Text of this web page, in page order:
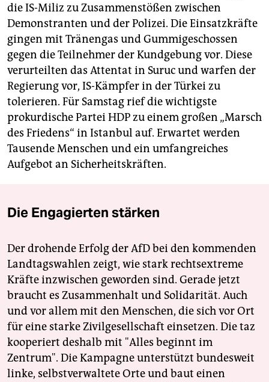
die IS-Miliz zu Zusammenstößen zwischen
Demonstranten und der Polizei. Die Einsatzkräfte
gingen mit Tränengas und Gummigeschossen
gegen die Teilnehmer der Kundgebung vor. Diese
verurteilten das Attentat in Suruc und warfen der
Regierung vor, IS-Kämpfer in der Türkei zu
tolerieren. Für Samstag rief die wichtigste
prokurdische Partei HDP zu einem großen „Marsch
des Friedens“ in Istanbul auf. Erwartet werden
Tausende Menschen und ein umfangreiches
Aufgebot an Sicherheitskräften.
Die Engagierten stärken
Der drohende Erfolg der AfD bei den kommenden
Landtagswahlen zeigt, wie stark rechtsextreme
Kräfte inzwischen geworden sind. Gerade jetzt
braucht es Zusammenhalt und Solidarität. Auch
und vor allem mit den Menschen, die sich vor Ort
für eine starke Zivilgesellschaft einsetzen. Die taz
kooperiert deshalb mit "Alles beginnt im
Zentrum". Die Kampagne unterstützt bundesweit
linke, selbstverwaltete Orte und baut einen